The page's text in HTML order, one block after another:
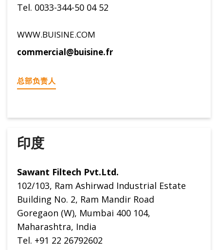
Tel. 0033-344-50 04 52
WWW.BUISINE.COM
commercial@buisine.fr
总部负责人
印度
Sawant Filtech Pvt.Ltd.
102/103, Ram Ashirwad Industrial Estate
Building No. 2, Ram Mandir Road
Goregaon (W), Mumbai 400 104,
Maharashtra, India
Tel. +91 22 26792602